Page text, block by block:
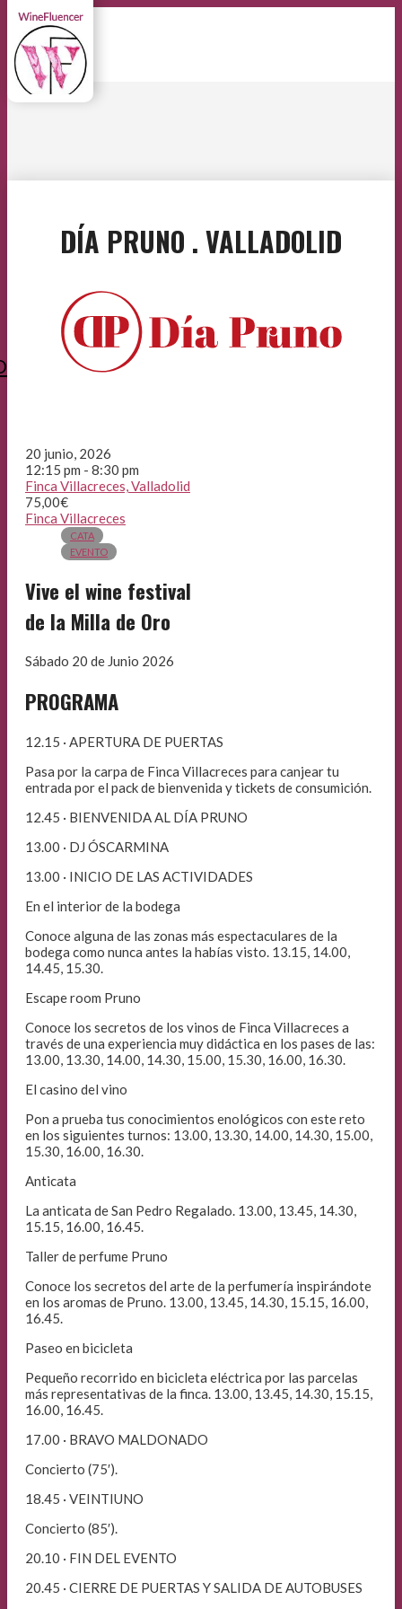
DÍA PRUNO . VALLADOLID
20 junio, 2026
12:15 pm - 8:30 pm
Finca Villacreces, Valladolid
75,00€
Finca Villacreces
CATA
EVENTO
Vive el wine festival
de la Milla de Oro
Sábado 20 de Junio 2026
PROGRAMA
12.15 · APERTURA DE PUERTAS
Pasa por la carpa de Finca Villacreces para canjear tu
entrada por el pack de bienvenida y tickets de consumición.
12.45 · BIENVENIDA AL DÍA PRUNO
13.00 · DJ ÓSCARMINA
13.00 · INICIO DE LAS ACTIVIDADES
En el interior de la bodega
Conoce alguna de las zonas más espectaculares de la
bodega como nunca antes la habías visto. 13.15, 14.00,
14.45, 15.30.
Escape room Pruno
Conoce los secretos de los vinos de Finca Villacreces a
través de una experiencia muy didáctica en los pases de las:
13.00, 13.30, 14.00, 14.30, 15.00, 15.30, 16.00, 16.30.
El casino del vino
Pon a prueba tus conocimientos enológicos con este reto
en los siguientes turnos: 13.00, 13.30, 14.00, 14.30, 15.00,
15.30, 16.00, 16.30.
Anticata
La anticata de San Pedro Regalado. 13.00, 13.45, 14.30,
15.15, 16.00, 16.45.
Taller de perfume Pruno
Conoce los secretos del arte de la perfumería inspirándote
en los aromas de Pruno. 13.00, 13.45, 14.30, 15.15, 16.00,
16.45.
Paseo en bicicleta
Pequeño recorrido en bicicleta eléctrica por las parcelas
más representativas de la finca. 13.00, 13.45, 14.30, 15.15,
16.00, 16.45.
17.00 · BRAVO MALDONADO
Concierto (75′).
18.45 · VEINTIUNO
Concierto (85′).
20.10 · FIN DEL EVENTO
20.45 · CIERRE DE PUERTAS Y SALIDA DE AUTOBUSES